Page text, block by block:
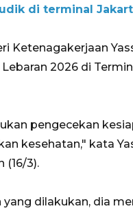
di terminal
Ketenagakerjaan
2026 di
pengecekan
kesehatan," kata
(16/3).
yang dilakukan, dia